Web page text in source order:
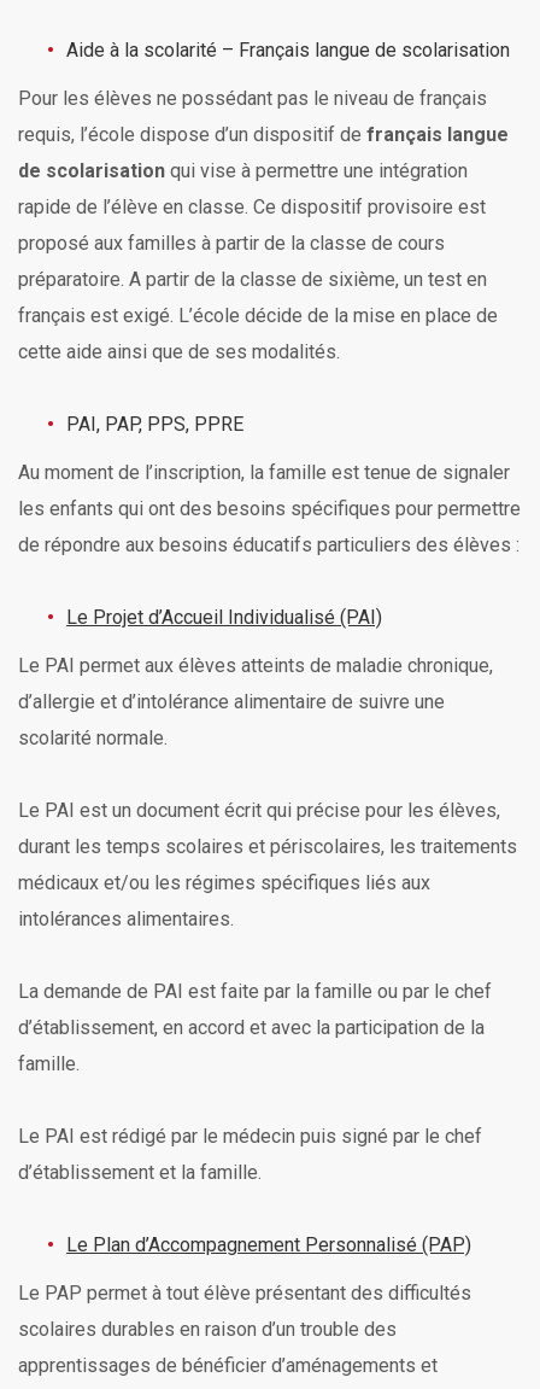
Aide à la scolarité – Français langue de scolarisation
Pour les élèves ne possédant pas le niveau de français
requis, l’école dispose d’un dispositif de français langue
de scolarisation qui vise à permettre une intégration
rapide de l’élève en classe. Ce dispositif provisoire est
proposé aux familles à partir de la classe de cours
préparatoire. A partir de la classe de sixième, un test en
français est exigé. L’école décide de la mise en place de
cette aide ainsi que de ses modalités.
PAI, PAP, PPS, PPRE
Au moment de l’inscription, la famille est tenue de signaler
les enfants qui ont des besoins spécifiques pour permettre
de répondre aux besoins éducatifs particuliers des élèves :
Le Projet d’Accueil Individualisé (PAI)
Le PAI permet aux élèves atteints de maladie chronique,
d’allergie et d’intolérance alimentaire de suivre une
scolarité normale.
Le PAI est un document écrit qui précise pour les élèves,
durant les temps scolaires et périscolaires, les traitements
médicaux et/ou les régimes spécifiques liés aux
intolérances alimentaires.
La demande de PAI est faite par la famille ou par le chef
d’établissement, en accord et avec la participation de la
famille.
Le PAI est rédigé par le médecin puis signé par le chef
d’établissement et la famille.
Le Plan d’Accompagnement Personnalisé (PAP)
Le PAP permet à tout élève présentant des difficultés
scolaires durables en raison d’un trouble des
apprentissages de bénéficier d’aménagements et